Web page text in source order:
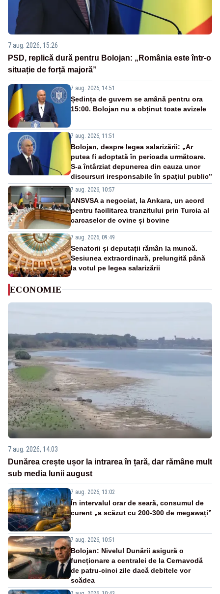
7 aug. 2026, 15:26
PSD, replică dură pentru Bolojan: „România este într-o
situație de forță majoră”
7 aug. 2026, 14:51
Ședința de guvern se amână pentru ora
15:00. Bolojan nu a obținut toate avizele
7 aug. 2026, 11:51
Bolojan, despre legea salarizării: „Ar
putea fi adoptată în perioada următoare.
S-a întârziat depunerea din cauza unor
discursuri iresponsabile în spaţiul public”
7 aug. 2026, 10:57
ANSVSA a negociat, la Ankara, un acord
pentru facilitarea tranzitului prin Turcia al
carcaselor de ovine și bovine
7 aug. 2026, 09:49
Senatorii și deputații rămân la muncă.
Sesiunea extraordinară, prelungită până
la votul pe legea salarizării
ECONOMIE
7 aug. 2026, 14:03
Dunărea crește ușor la intrarea în țară, dar rămâne mult
sub media lunii august
7 aug. 2026, 13:02
În intervalul orar de seară, consumul de
curent „a scăzut cu 200-300 de megawați”
7 aug. 2026, 10:51
Bolojan: Nivelul Dunării asigură o
funcționare a centralei de la Cernavodă
de patru-cinci zile dacă debitele vor
scădea